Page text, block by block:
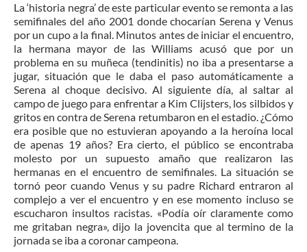
La ‘historia negra’ de este particular evento se remonta a las
semifinales del año 2001 donde chocarían Serena y Venus
por un cupo a la final. Minutos antes de iniciar el encuentro,
la hermana mayor de las Williams acusó que por un
problema en su muñeca (tendinitis) no iba a presentarse a
jugar, situación que le daba el paso automáticamente a
Serena al choque decisivo. Al siguiente día, al saltar al
campo de juego para enfrentar a Kim Clijsters, los silbidos y
gritos en contra de Serena retumbaron en el estadio. ¿Cómo
era posible que no estuvieran apoyando a la heroína local
de apenas 19 años? Era cierto, el público se encontraba
molesto por un supuesto amaño que realizaron las
hermanas en el encuentro de semifinales. La situación se
tornó peor cuando Venus y su padre Richard entraron al
complejo a ver el encuentro y en ese momento incluso se
escucharon insultos racistas. «Podía oír claramente como
me gritaban negra», dijo la jovencita que al termino de la
jornada se iba a coronar campeona.